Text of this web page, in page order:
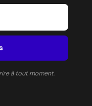
à tout moment.